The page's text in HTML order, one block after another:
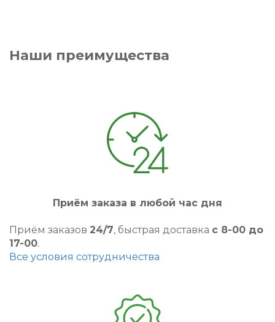
Наши преимущества
Приём заказа в любой час дня
Приём заказов 24/7, быстрая доставка с 8-00 до
17-00.
Все условия сотрудничества